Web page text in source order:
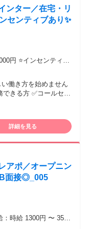
ンター／在宅・リ
センティブあり✨
ティブ
働き方を始めません
全在宅） ★在宅OK／
タマーサポートなど
詳細を見る
アポ／オープニン
面接◎_005
時給 1300円 〜 3500